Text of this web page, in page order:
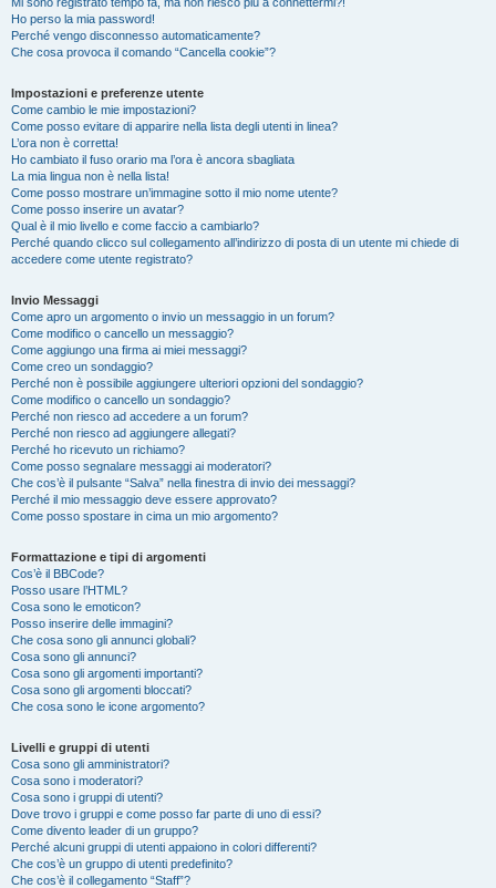
Ho perso la mia password!
Perché vengo disconnesso automaticamente?
Che cosa provoca il comando “Cancella cookie”?
Impostazioni e preferenze utente
Come cambio le mie impostazioni?
Come posso evitare di apparire nella lista degli utenti in linea?
L’ora non è corretta!
Ho cambiato il fuso orario ma l’ora è ancora sbagliata
La mia lingua non è nella lista!
Come posso mostrare un’immagine sotto il mio nome utente?
Come posso inserire un avatar?
Qual è il mio livello e come faccio a cambiarlo?
Perché quando clicco sul collegamento all’indirizzo di posta di un utente mi chiede di
accedere come utente registrato?
Invio Messaggi
Come apro un argomento o invio un messaggio in un forum?
Come modifico o cancello un messaggio?
Come aggiungo una firma ai miei messaggi?
Come creo un sondaggio?
Perché non è possibile aggiungere ulteriori opzioni del sondaggio?
Come modifico o cancello un sondaggio?
Perché non riesco ad accedere a un forum?
Perché non riesco ad aggiungere allegati?
Perché ho ricevuto un richiamo?
Come posso segnalare messaggi ai moderatori?
Che cos’è il pulsante “Salva” nella finestra di invio dei messaggi?
Perché il mio messaggio deve essere approvato?
Come posso spostare in cima un mio argomento?
Formattazione e tipi di argomenti
Cos’è il BBCode?
Posso usare l’HTML?
Cosa sono le emoticon?
Posso inserire delle immagini?
Che cosa sono gli annunci globali?
Cosa sono gli annunci?
Cosa sono gli argomenti importanti?
Cosa sono gli argomenti bloccati?
Che cosa sono le icone argomento?
Livelli e gruppi di utenti
Cosa sono gli amministratori?
Cosa sono i moderatori?
Cosa sono i gruppi di utenti?
Dove trovo i gruppi e come posso far parte di uno di essi?
Come divento leader di un gruppo?
Perché alcuni gruppi di utenti appaiono in colori differenti?
Che cos’è un gruppo di utenti predefinito?
Che cos’è il collegamento “Staff”?